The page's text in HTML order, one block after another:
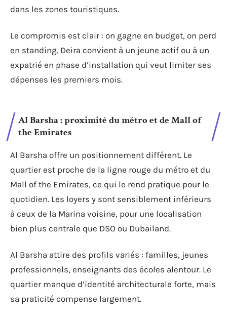
dans les zones touristiques.
Le compromis est clair : on gagne en budget, on perd
en standing. Deira convient à un jeune actif ou à un
expatrié en phase d’installation qui veut limiter ses
dépenses les premiers mois.
Al Barsha : proximité du métro et de Mall of
the Emirates
Al Barsha offre un positionnement différent. Le
quartier est proche de la ligne rouge du métro et du
Mall of the Emirates, ce qui le rend pratique pour le
quotidien. Les loyers y sont sensiblement inférieurs
à ceux de la Marina voisine, pour une localisation
bien plus centrale que DSO ou Dubailand.
Al Barsha attire des profils variés : familles, jeunes
professionnels, enseignants des écoles alentour. Le
quartier manque d’identité architecturale forte, mais
sa praticité compense largement.